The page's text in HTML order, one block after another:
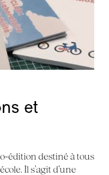
et
édition destiné à tous
Il s’agit d’une